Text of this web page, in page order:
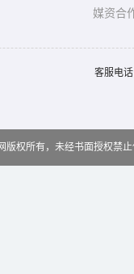
媒资合
客服电
版权所有，未经书面授权